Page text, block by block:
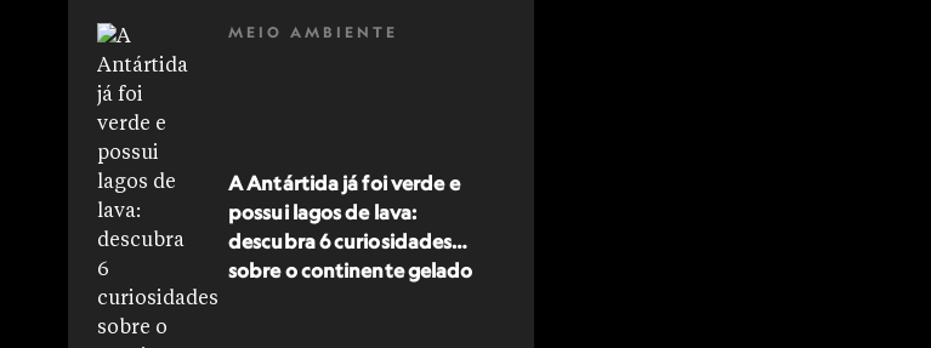
MEIO AMBIENTE
A Antártida já foi verde e
possui lagos de lava:
descubra 6 curiosidades
sobre o continente gelado